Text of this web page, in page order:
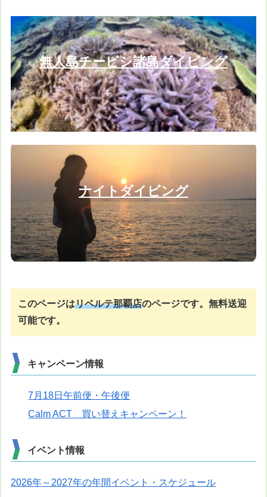
無人島チービシ諸島ダイビング
ナイトダイビング
このページはリベルテ那覇店のページです。無料送迎
可能です。
キャンペーン情報
7月18日午前便・午後便
Calm ACT 買い替えキャンペーン！
イベント情報
2026年～2027年の年間イベント・スケジュール